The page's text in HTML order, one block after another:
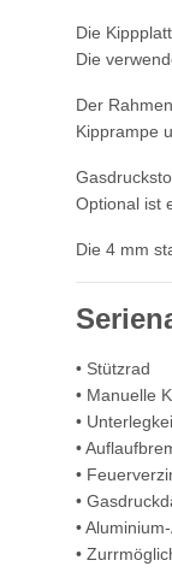
Die
Die
Der
Kipprampe
Optional ist
Die 4 mm
• Stützrad
• Manuelle
•
•
•
•
•
•